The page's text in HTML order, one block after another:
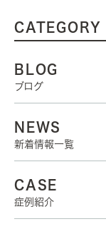
CATEGORY
BLOG
ブログ
NEWS
新着情報一覧
CASE
症例紹介